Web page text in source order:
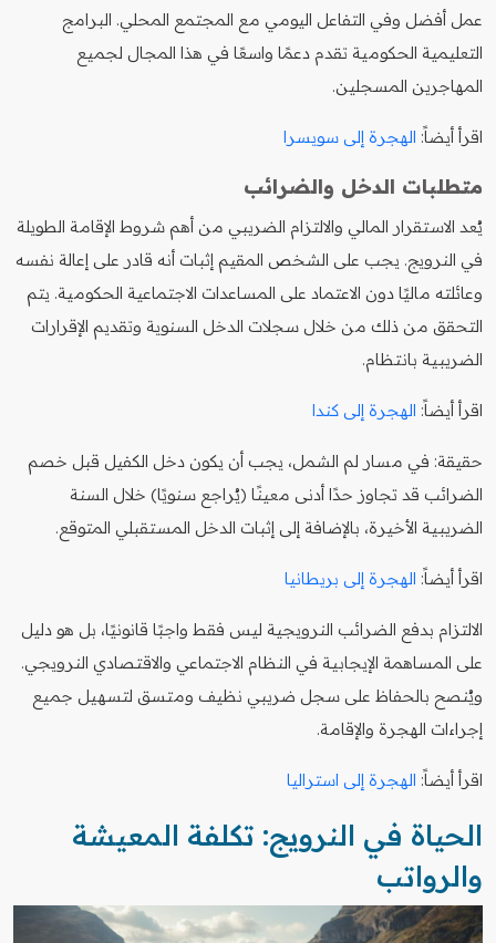
عمل أفضل وفي التفاعل اليومي مع المجتمع المحلي. البرامج
التعليمية الحكومية تقدم دعمًا واسعًا في هذا المجال لجميع
المهاجرين المسجلين.
اقرأ أيضاً: الهجرة إلى سويسرا
متطلبات الدخل والضرائب
يُعد الاستقرار المالي والالتزام الضريبي من أهم شروط الإقامة الطويلة
في النرويج. يجب على الشخص المقيم إثبات أنه قادر على إعالة نفسه
وعائلته ماليًا دون الاعتماد على المساعدات الاجتماعية الحكومية. يتم
التحقق من ذلك من خلال سجلات الدخل السنوية وتقديم الإقرارات
الضريبية بانتظام.
اقرأ أيضاً: الهجرة إلى كندا
حقيقة: في مسار لم الشمل، يجب أن يكون دخل الكفيل قبل خصم
الضرائب قد تجاوز حدًا أدنى معينًا (يُراجع سنويًا) خلال السنة
الضريبية الأخيرة، بالإضافة إلى إثبات الدخل المستقبلي المتوقع.
اقرأ أيضاً: الهجرة إلى بريطانيا
الالتزام بدفع الضرائب النرويجية ليس فقط واجبًا قانونيًا، بل هو دليل
على المساهمة الإيجابية في النظام الاجتماعي والاقتصادي النرويجي.
ويُنصح بالحفاظ على سجل ضريبي نظيف ومتسق لتسهيل جميع
إجراءات الهجرة والإقامة.
اقرأ أيضاً: الهجرة إلى استراليا
الحياة في النرويج: تكلفة المعيشة
والرواتب